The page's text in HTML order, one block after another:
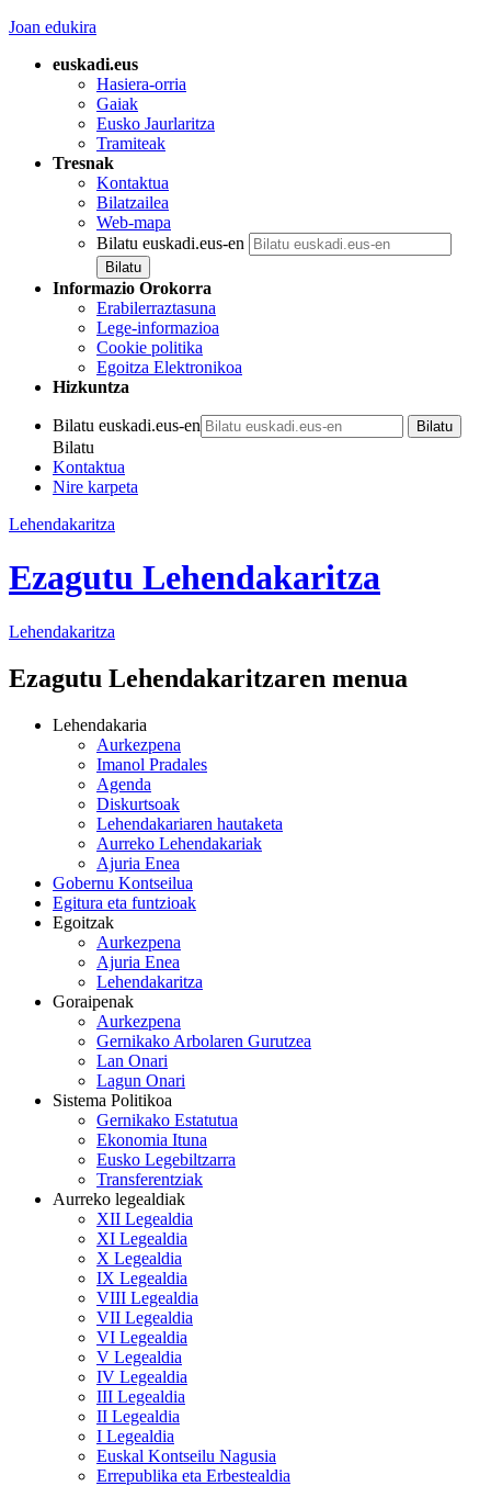
Joan edukira
euskadi.eus
Hasiera-orria
Gaiak
Eusko Jaurlaritza
Tramiteak
Tresnak
Kontaktua
Bilatzailea
Web-mapa
Bilatu euskadi.eus-en
Informazio Orokorra
Erabilerraztasuna
Lege-informazioa
Cookie politika
Egoitza Elektronikoa
Hizkuntza
Bilatu euskadi.eus-en
Bilatu
Kontaktua
Nire karpeta
Lehendakaritza
Ezagutu Lehendakaritza
Lehendakaritza
Ezagutu Lehendakaritzaren menua
Lehendakaria
Aurkezpena
Imanol Pradales
Agenda
Diskurtsoak
Lehendakariaren hautaketa
Aurreko Lehendakariak
Ajuria Enea
Gobernu Kontseilua
Egitura eta funtzioak
Egoitzak
Aurkezpena
Ajuria Enea
Lehendakaritza
Goraipenak
Aurkezpena
Gernikako Arbolaren Gurutzea
Lan Onari
Lagun Onari
Sistema Politikoa
Gernikako Estatutua
Ekonomia Ituna
Eusko Legebiltzarra
Transferentziak
Aurreko legealdiak
XII Legealdia
XI Legealdia
X Legealdia
IX Legealdia
VIII Legealdia
VII Legealdia
VI Legealdia
V Legealdia
IV Legealdia
III Legealdia
II Legealdia
I Legealdia
Euskal Kontseilu Nagusia
Errepublika eta Erbestealdia